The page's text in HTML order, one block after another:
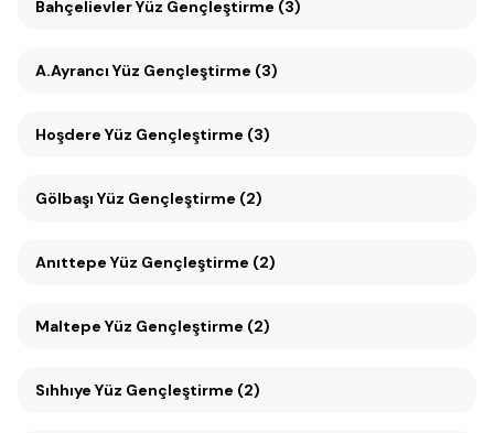
Bahçelievler Yüz Gençleştirme (3)
A.Ayrancı Yüz Gençleştirme (3)
Hoşdere Yüz Gençleştirme (3)
Gölbaşı Yüz Gençleştirme (2)
Anıttepe Yüz Gençleştirme (2)
Maltepe Yüz Gençleştirme (2)
Sıhhıye Yüz Gençleştirme (2)